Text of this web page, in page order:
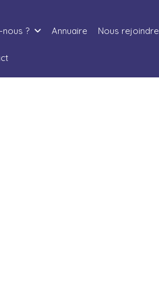
? Annuaire Nous rejoindre